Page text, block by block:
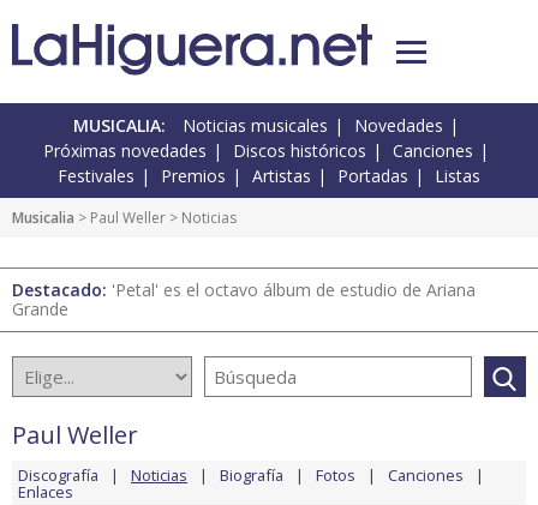
MUSICALIA: Noticias musicales
Novedades
Próximas novedades
Discos históricos
Canciones
Festivales
Premios Artistas Portadas Listas
Musicalia > Paul Weller > Noticias
Destacado: 'Petal' es el octavo álbum de estudio de Ariana
Grande
Paul Weller
Discografía Noticias Biografía Fotos Canciones
Enlaces